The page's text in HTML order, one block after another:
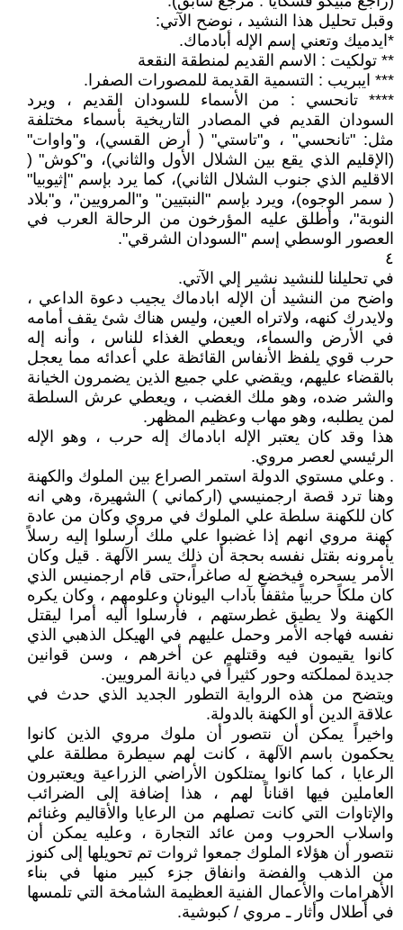
وقبل تحليل هذا النشيد ، نوضح الآتي:
*ايدميك وتعني إسم الإله أبادماك.
** تولكيت : الاسم القديم لمنطقة النقعة
*** ايبريب : التسمية القديمة للمصورات الصفرا.
**** تانحسي : من الأسماء للسودان القديم ، ويرد
السودان القديم في المصادر التاريخية بأسماء مختلفة
مثل: "تانحسي" ، و"تاستي" ( أرض القسي)، و"واوات"
(الإقليم الذي يقع بين الشلال الأول والثاني)، و"كوش" (
الاقليم الذي جنوب الشلال الثاني)، كما يرد بإسم "إثيوبيا"
( سمر الوجوه)، ويرد بإسم "النبتيين" و"المرويين"، و"بلاد
النوبة"، وأطلق عليه المؤرخون من الرحالة العرب في
العصور الوسطي إسم "السودان الشرقي".
٤
في تحليلنا للنشيد نشير إلي الآتي.
واضح من النشيد أن الإله ابادماك يجيب دعوة الداعي ،
ولايدرك كنهه، ولاتراه العين، وليس هناك شئ يقف أمامه
في الأرض والسماء، ويعطي الغذاء للناس ، وأنه إله
حرب قوي يلفظ الأنفاس القائظة علي أعدائه مما يعجل
بالقضاء عليهم، ويقضي علي جميع الذين يضمرون الخيانة
والشر ضده، وهو ملك الغضب ، ويعطي عرش السلطة
لمن يطلبه، وهو مهاب وعظيم المظهر.
هذا وقد كان يعتبر الإله ابادماك إله حرب ، وهو الإله
الرئيسي لعصر مروي.
. وعلي مستوي الدولة استمر الصراع بين الملوك والكهنة
وهنا ترد قصة ارجمنيسي (اركماني ) الشهيرة، وهي انه
كان للكهنة سلطة علي الملوك في مروي وكان من عادة
كهنة مروي انهم إذا غضبوا علي ملك أرسلوا إليه رسلاً
يأمرونه بقتل نفسه بحجة أن ذلك يسر الآلهة . قيل وكان
الأمر يسحره فيخضع له صاغراً،حتى قام ارجمنيس الذي
كان ملكاً حربياً مثقفاً بآداب اليونان وعلومهم ، وكان يكره
الكهنة ولا يطيق غطرستهم ، فأرسلوا أليه أمرا ليقتل
نفسه فهاجه الأمر وحمل عليهم في الهيكل الذهبي الذي
كانوا يقيمون فيه وقتلهم عن أخرهم ، وسن قوانين
جديدة لمملكته وحور كثيراً في ديانة المرويين.
ويتضح من هذه الرواية التطور الجديد الذي حدث في
علاقة الدين أو الكهنة بالدولة.
واخيراً يمكن أن نتصور أن ملوك مروي الذين كانوا
يحكمون باسم الآلهة ، كانت لهم سيطرة مطلقة علي
الرعايا ، كما كانوا يمتلكون الأراضي الزراعية ويعتبرون
العاملين فيها اقناناً لهم ، هذا إضافة إلى الضرائب
والإتاوات التي كانت تصلهم من الرعايا والأقاليم وغنائم
واسلاب الحروب ومن عائد التجارة ، وعليه يمكن أن
نتصور أن هؤلاء الملوك جمعوا ثروات تم تحويلها إلى كنوز
من الذهب والفضة وانفاق جزء كبير منها في بناء
الأهرامات والأعمال الفنية العظيمة الشامخة التي تلمسها
في أطلال وأثار ـ مروي / كبوشية.